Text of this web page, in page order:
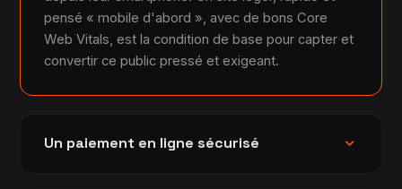
pensé « mobile d'abord », avec de bons Core
Web Vitals, est la condition de base pour capter et
convertir ce public pressé et exigeant.
Un paiement en ligne sécurisé expand_more